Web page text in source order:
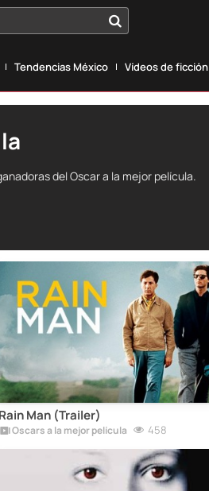
Tendencias México Vídeos de ficción
del Oscar a la mejor película.
Rain Man (Trailer)
Oscars a la mejor película 458